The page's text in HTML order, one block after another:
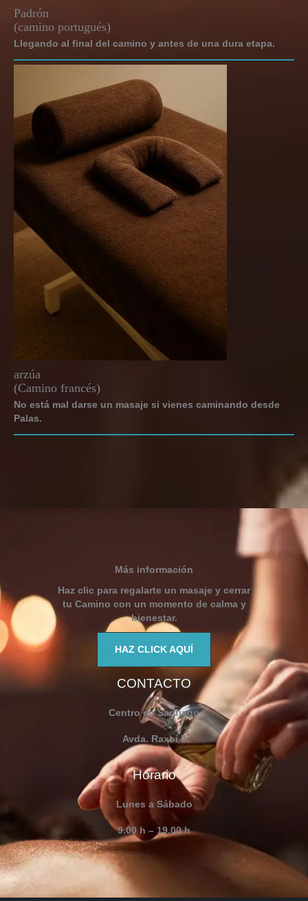
Padrón
(camino portugués)
Llegando al final del camino y antes de una dura etapa.
arzúa
(Camino francés)
No está mal darse un masaje si vienes caminando desde
Palas.
Más información
Haz clic para regalarte un masaje y cerrar
tu Camino con un momento de calma y
bienestar.
HAZ CLICK AQUÍ
CONTACTO
Centro en Santiago
Avda. Raxoi 5
Horario
Lunes a Sábado
9.00 h – 19.00 h